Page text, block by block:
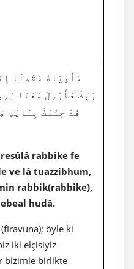
رَبِّكَ فَأَرْسِلْ مَعَنَا
قَدْ جِئْنَٰكَ بِـَٔايَةٍ
rabbike fe
ve lâ tuazzibhum,
rabbik(rabbike),
hudâ.
öyle ki
iki elçisiyiz
bizimle birlikte